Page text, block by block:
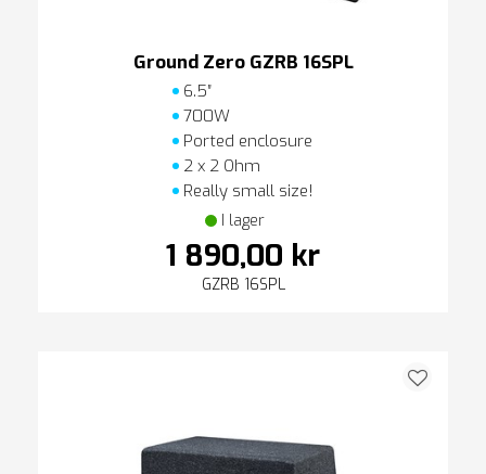
Ground Zero GZRB 16SPL
6.5″
700W
Ported enclosure
2 x 2 Ohm
Really small size!
I lager
1 890,00 kr
GZRB 16SPL